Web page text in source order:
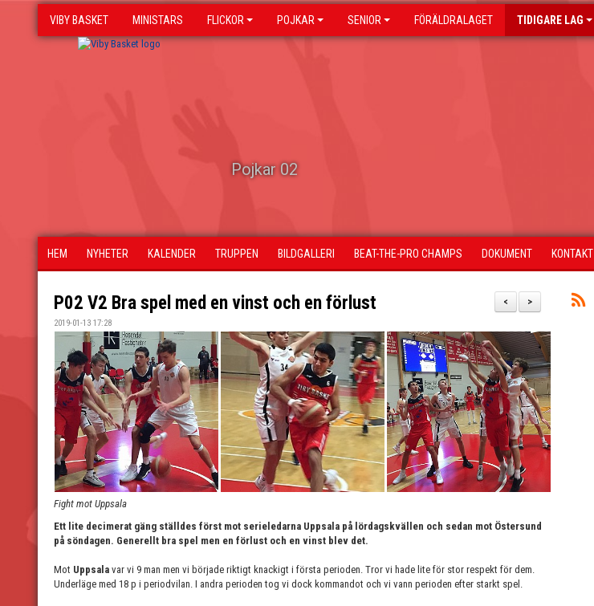
VIBY BASKET MINISTARS FLICKOR POJKAR SENIOR FÖRÄLDRALAGET TIDIGARE LAG
Pojkar 02
HEM NYHETER KALENDER TRUPPEN BILDGALLERI BEAT-THE-PRO CHAMPS DOKUMENT KONTAKT
>
<
P02 V2 Bra spel med en vinst och en förlust
2019-01-13 17:28
Fight mot Uppsala
Ett lite decimerat gäng ställdes först mot serieledarna Uppsala på lördagskvällen och sedan mot Östersund
på söndagen. Generellt bra spel men en förlust och en vinst blev det.
Mot Uppsala var vi 9 man men vi började riktigt knackigt i första perioden. Tror vi hade lite för stor respekt för dem.
Underläge med 18 p i periodvilan. I andra perioden tog vi dock kommandot och vi vann perioden efter starkt spel.